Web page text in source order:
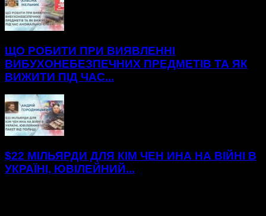
ЩО РОБИТИ ПРИ ВИЯВЛЕННІ
ВИБУХОНЕБЕЗПЕЧНИХ ПРЕДМЕТІВ ТА ЯК
ВИЖИТИ ПІД ЧАС...
$22 МІЛЬЯРДИ ДЛЯ КІМ ЧЕН ИНА НА ВІЙНІ В
УКРАЇНІ, ЮВІЛЕЙНИЙ...